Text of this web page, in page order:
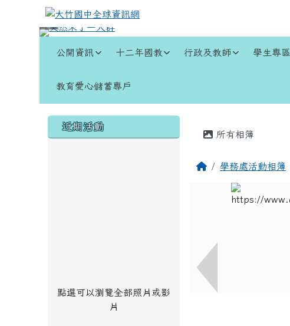
跳至主內容區
大竹國中全球資訊網
公開資訊 十二年國教 行政及教師 學生專區
教育愛心儲蓄專戶
左邊區域內容
近期活動
點選可以瀏覽全部照片或影
片
主內容區域
所有相簿
回首頁學務處活動相簿
頁尾區域